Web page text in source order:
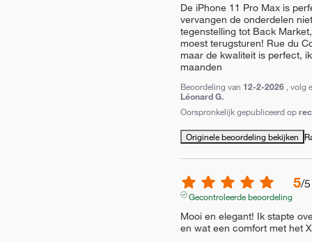
De iPhone 11 Pro Max is
vervangen de onderdelen
tegenstelling tot Back
moest terugsturen! Rue du
maar de kwaliteit is perfect,
maanden
Beoordeling van 12-2-2026 , volg
Léonard G.
Oorspronkelijk gepubliceerd op
Originele beoordeling bekijken
5/5
Gecontroleerde beoordeling
Mooi en elegant! Ik stapte
en wat een comfort met het